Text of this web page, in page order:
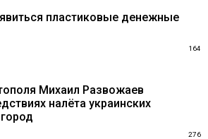
пластиковые денежные
164
Михаил Развожаев
налёта украинских
276